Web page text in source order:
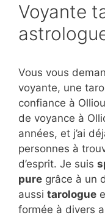
Voyante
Vous vous
voyante, une
confiance à
de voyance à
années, et j’ai
personnes à
d’esprit. Je suis
pure grâce à un
aussi tarologue
formée à divers